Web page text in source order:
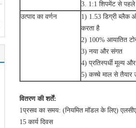
3. 1:1 शिपमेंट से पहले
उत्पाद का वर्णन
1) 1.53 डिग्री ब्लैक
करता है
2) 100% आयातित
3) नया और संगत
4) प्रतिस्पर्धी मूल्य
5) कच्चे माल से तैयार
वितरण की शर्तें:
1प्रसव का समय: (नियमित मॉडल के लिए)
15 कार्य दिवस